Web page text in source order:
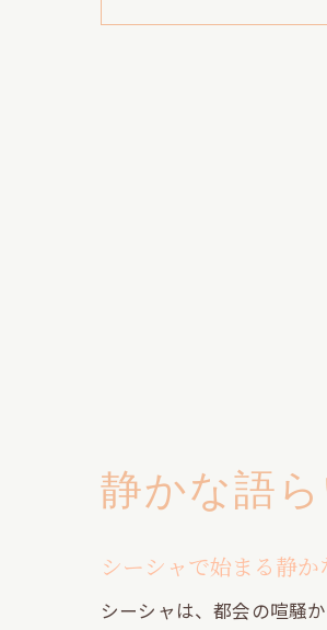
静かな語
シーシャで始まる静
シーシャは、都会の喧騒